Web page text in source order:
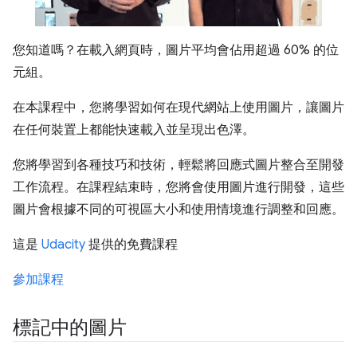
您知道嗎？在載入網頁時，圖片平均會佔用超過 60% 的位
元組。
在本課程中，您將學習如何在現代網站上使用圖片，讓圖片
在任何裝置上都能快速載入並呈現出色澤。
您將學習到各種技巧和技術，輕鬆將回應式圖片整合至開發
工作流程。在課程結束時，您將會使用圖片進行開發，這些
圖片會根據不同的可視區大小和使用情境進行調整和回應。
這是 Udacity 提供的免費課程
參加課程
標記中的圖片